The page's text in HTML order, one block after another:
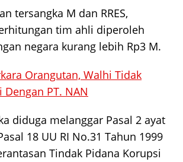
tersangka M dan RRES,
tim ahli diperoleh
negara kurang lebih Rp3 M.
Orangutan, Walhi Tidak
Dengan PT. NAN
diduga melanggar Pasal 2 ayat
18 UU RI No.31 Tahun 1999
Tindak Pidana Korupsi